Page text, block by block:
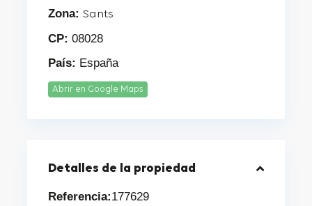
Zona: Sants
CP: 08028
País: España
Abrir en Google Maps
Detalles de la propiedad
Referencia:177629